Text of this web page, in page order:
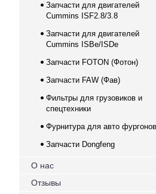
Запчасти для двигателей
Cummins ISF2.8/3.8
Запчасти для двигателей
Cummins ISBe/ISDe
Запчасти FOTON (Фотон)
Запчасти FAW (Фав)
Фильтры для грузовиков и
спецтехники
Фурнитура для авто фургонов
Запчасти Dongfeng
О нас
Отзывы